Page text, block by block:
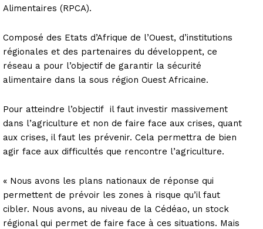
Alimentaires (RPCA).
Composé des Etats d’Afrique de l’Ouest, d’institutions
régionales et des partenaires du développent, ce
réseau a pour l’objectif de garantir la sécurité
alimentaire dans la sous région Ouest Africaine.
Pour atteindre l’objectif il faut investir massivement
dans l’agriculture et non de faire face aux crises, quant
aux crises, il faut les prévenir. Cela permettra de bien
agir face aux difficultés que rencontre l’agriculture.
« Nous avons les plans nationaux de réponse qui
permettent de prévoir les zones à risque qu’il faut
cibler. Nous avons, au niveau de la Cédéao, un stock
régional qui permet de faire face à ces situations. Mais